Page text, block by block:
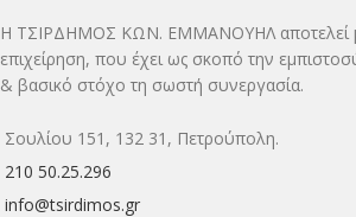
H ΤΣΙΡΔΗΜΟΣ ΚΩΝ. ΕΜΜΑΝΟΥΗΛ αποτελεί
επιχείρηση, που έχει ως σκοπό την
& βασικό στόχο τη σωστή συνεργασία.
Σουλίου 151, 132 31, Πετρούπολη.
210 50.25.296
info@tsirdimos.gr